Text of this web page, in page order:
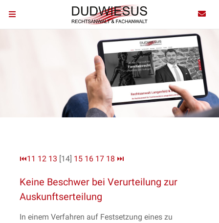
⏮11 12 13 [14] 15 16 17 18 ⏭
Keine Beschwer bei Verurteilung zur
Auskunftserteilung
In einem Verfahren auf Festsetzung eines zu